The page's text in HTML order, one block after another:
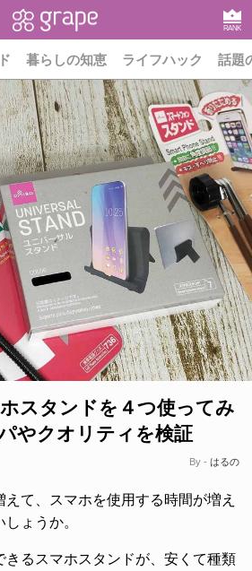
RANK
暮らしの知恵 ライフハック 話題
スタンドを４つ使ってみ
やクオリティを検証
By - はるの
て、スマホを使用する時間が増え
ょうか。
きるスマホスタンドが、安くて種類